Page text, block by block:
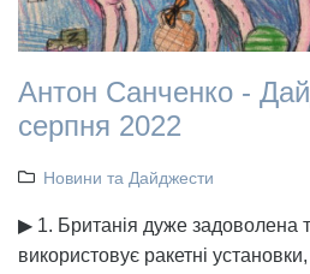
Антон Санченко -
серпня 2022
Новини та Дайджести
▶ 1. Британія дуже задоволена
використовує ракетні